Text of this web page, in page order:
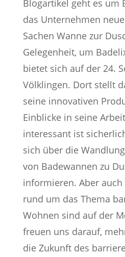
Blogartikel geht es um
das Unternehmen
Sachen Wanne zur
Gelegenheit, um
bietet sich auf der 24.
Völklingen. Dort stellt
seine innovativen
Einblicke in seine
interessant ist
sich über die
von Badewannen zu
informieren. Aber
rund um das Thema
Wohnen sind auf der
freuen uns darauf,
die Zukunft des